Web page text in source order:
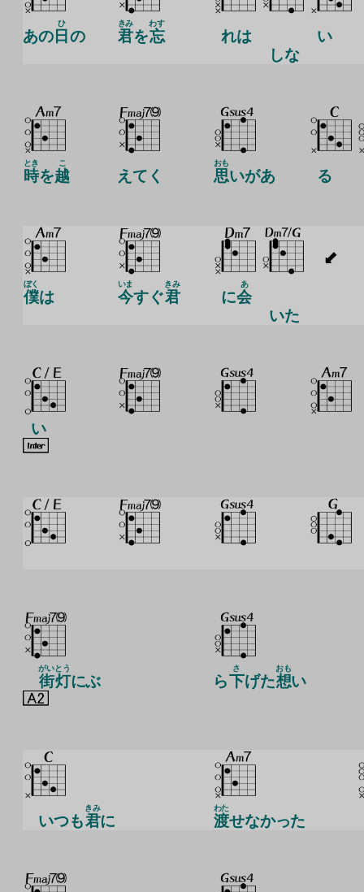
あの 日
ひ
の 君
きみ
を忘
わす
れは
しな
い
時
とき
を越
こ
えてく 思
おも
いがあ る
僕
ぼく
は 今
いま
すぐ君
きみ
に会
あ
いた
い
街
がい
灯
とう
にぶ ら下
さ
げた想
おも
い
いつも君
きみ
に 渡
わた
せなかった